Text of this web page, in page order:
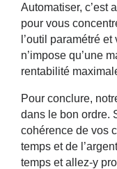
Automatiser, c’est
pour vous
l’outil paramétré
n’impose qu’une
rentabilité
Pour conclure,
dans le bon ordre.
cohérence de vos
temps et de
temps et allez-y